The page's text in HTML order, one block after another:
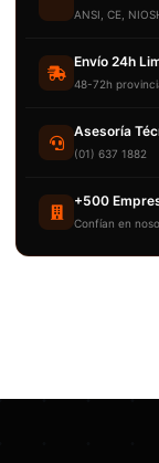
ANSI, CE,
Envío 24h
48-72h
Asesoría
(01) 637 1882
+500
Confían en